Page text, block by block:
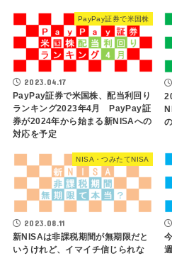
PayPay証券で米国株
2023.04.17
PayPay証券で米国株、配当利回り
ランキング2023年4月 PayPay証
券が2024年から始まる新NISAへの
対応を予定
NISA・つみたてNISA
2023.08.11
新NISAは非課税期間が無期限だと
いうけれど、イマイチ信じられな